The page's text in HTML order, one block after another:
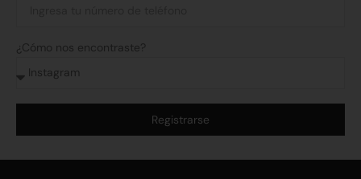
¿Cómo nos encontraste?
Registrarse